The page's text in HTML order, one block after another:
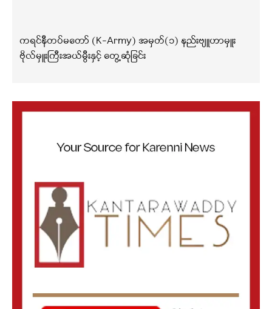
ကရင်နီတပ်မတော် (K-Army) အမှတ်(၁) နည်းဗျူဟာမှူး
ဗိုလ်မှူးကြီးအယ်မွီးနှင့် တွေ့ဆုံခြင်း